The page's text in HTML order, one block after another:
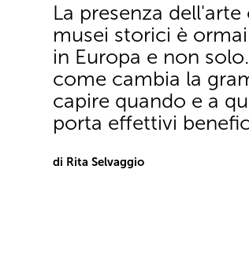
La presenza
musei storici è
in Europa e non
come cambia la
capire quando e a
porta effettivi
di Rita Selvaggio